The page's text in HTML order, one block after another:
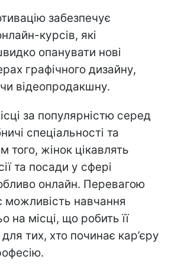
забезпечує
курсів, які
опанувати нові
графічного дизайну,
відеопродакшну.
за популярністю серед
спеціальності та
того, жінок цікавлять
та посади у сфері
онлайн. Перевагою
можливість навчання
на місці, що робить її
тих, хто починає кар’єру